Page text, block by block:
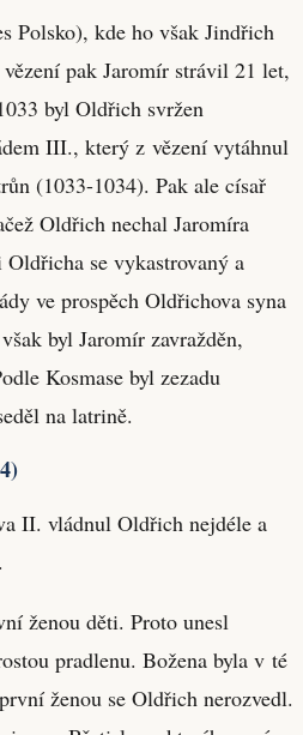
Polsko), kde ho však Jindřich
pak Jaromír strávil 21 let,
byl Oldřich svržen
III., který z vězení vytáhnul
(1033-1034). Pak ale císař
Oldřich nechal Jaromíra
se vykastrovaný a
ve prospěch Oldřichova syna
byl Jaromír zavražděn,
Kosmase byl zezadu
na latrině.
II. vládnul Oldřich nejdéle a
ženou děti. Proto unesl
pradlenu. Božena byla v té
ženou se Oldřich nerozvedl.